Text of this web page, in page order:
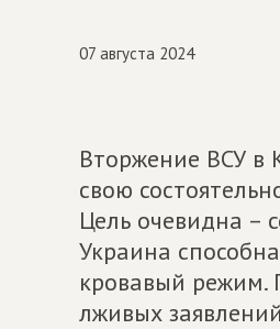
07 августа 2024
Вторжение ВСУ в
свою
Цель очевидна –
Украина
кровавый режим.
лживых